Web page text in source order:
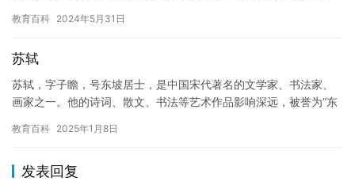
需要…
教育百科 2024年5月31日
苏轼
苏轼，字子瞻，号东坡居士，是中国宋代著名的文学家、书法家、
画家之一。他的诗词、散文、书法等艺术作品影响深远，被誉为“东
理…
教育百科 2025年1月8日
发表回复